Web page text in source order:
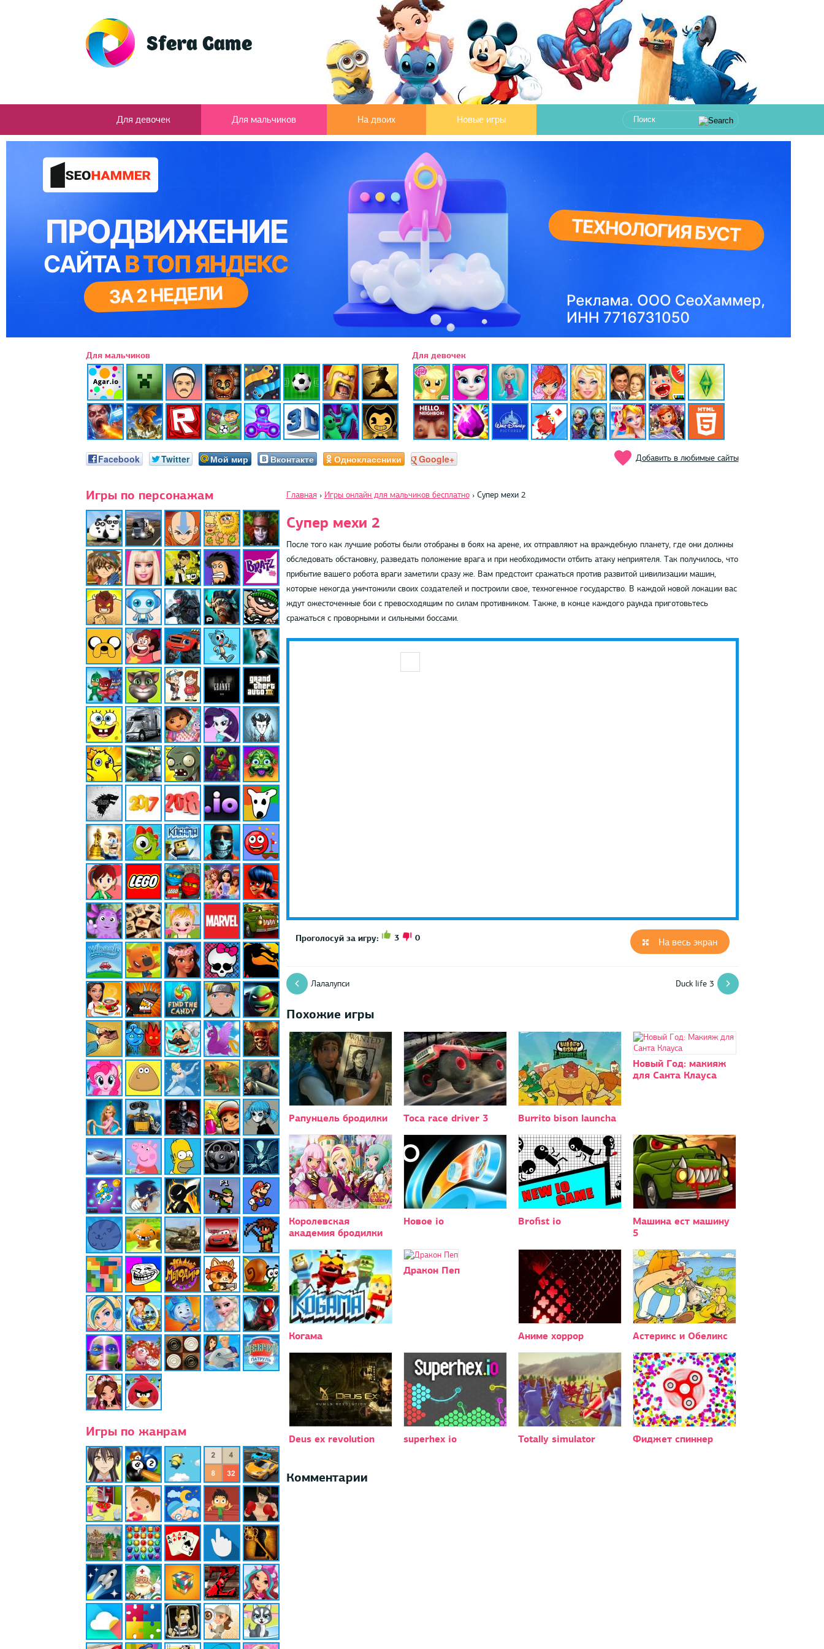
Для девочек Для мальчиков На двоих Новые игры
Для мальчиков Для девочек
Facebook Twitter Мой мир Вконтакте Одноклассники Google+ Добавить в любимые сайты
Игры по персонажам
Игры по жанрам
Главная › Игры онлайн для мальчиков бесплатно › Супер мехи 2
Супер мехи 2
После того как лучшие роботы были отобраны в боях на арене, их отправляют на враждебную планету, где они должны
обследовать обстановку, разведать положение врага и при необходимости отбить атаку неприятеля. Так получилось, что
прибытие вашего робота враги заметили сразу же. Вам предстоит сражаться против развитой цивилизации машин,
которые некогда уничтожили своих создателей и построили свое, техногенное государство. В каждой новой локации вас
ждут ожесточенные бои с превосходящим по силам противником. Также, в конце каждого раунда приготовьтесь
сражаться с проворными и сильными боссами.
На весь экран
Проголосуй за игру: 3 0
Лалалупси Duck life 3
Похожие игры
Рапунцель бродилки Toca race driver 3 Burrito bison launcha
Новый Год: макияж
для Санта Клауса
Королевская
академия бродилки
Новое io Brofist io
Машина ест машину
5
Когама
Дракон Пеп
Аниме хоррор Астерикс и Обеликс
Deus ex revolution superhex io Totally simulator Фиджет спиннер
Комментарии